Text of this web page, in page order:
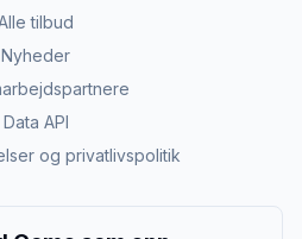
tilbud
Nyheder
Data API
og privatlivspolitik